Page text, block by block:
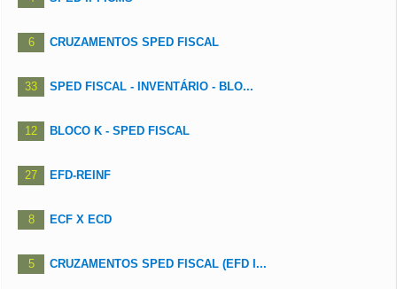
6 CRUZAMENTOS SPED FISCAL
33 SPED FISCAL - INVENTÁRIO - BLO...
12 BLOCO K - SPED FISCAL
27 EFD-REINF
8 ECF X ECD
5 CRUZAMENTOS SPED FISCAL (EFD I...